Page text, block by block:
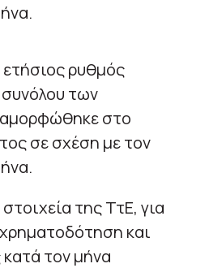
ρυθμός
των
στο
σε σχέση με τον
της ΤτΕ, για
και
κατά τον μήνα